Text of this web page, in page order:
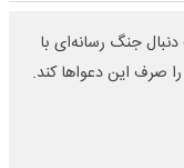
جنگ رسانه‌ای با
صرف این دعواها کند.